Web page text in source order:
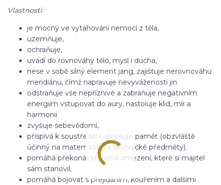
Vlastnosti:
je mocný ve vytahování nemocí z těla,
uzemňuje,
ochraňuje,
uvádí do rovnováhy tělo, mysl i ducha,
nese v sobě silný element jang, zajišťuje nerovnováhu
meridiánu, čímž napravuje nevyváženosti jin
odstraňuje vše nepříznivé a zabraňuje negativním
energiím vstupovat do aury, nastoluje klid, mír a
harmonii
zvyšuje sebevědomí,
přispívá k soustředění, zlepšuje paměť (obzvláště
účinný na matematiku a technické předměty).
pomáhá překonávat různá omezení, které si majitel
sám stanovil,
pomáhá bojovat s přejídáním, kouřením a dalšími